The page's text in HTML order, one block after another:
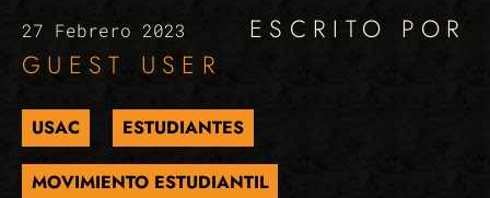
27 Febrero 2023
ESCRITO POR
GUEST USER
USAC ESTUDIANTES
MOVIMIENTO ESTUDIANTIL